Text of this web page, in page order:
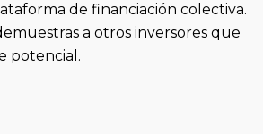
de financiación colectiva.
a otros inversores que
potencial.